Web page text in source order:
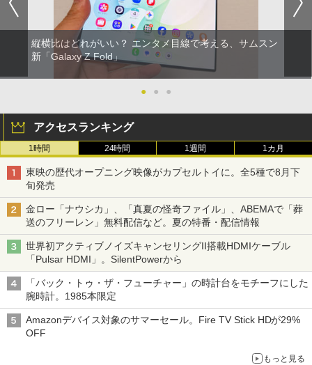
縦横比はどれがいい？ エンタメ目線で考える、サムスン
新「Galaxy Z Fold」
● ● ●
アクセスランキング
1時間 24時間 1週間 1カ月
東映の歴代オープニング映像がカプセルトイに。全5種で8月下
旬発売
金ロー「ナウシカ」、「真夏の怪奇ファイル」、ABEMAで「葬
送のフリーレン」無料配信など。夏の特番・配信情報
世界初アクティブノイズキャンセリングII搭載HDMIケーブル
「Pulsar HDMI」。SilentPowerから
「バック・トゥ・ザ・フューチャー」の時計台をモチーフにした
腕時計。1985本限定
Amazonデバイス対象のサマーセール。Fire TV Stick HDが29%
OFF
もっと見る